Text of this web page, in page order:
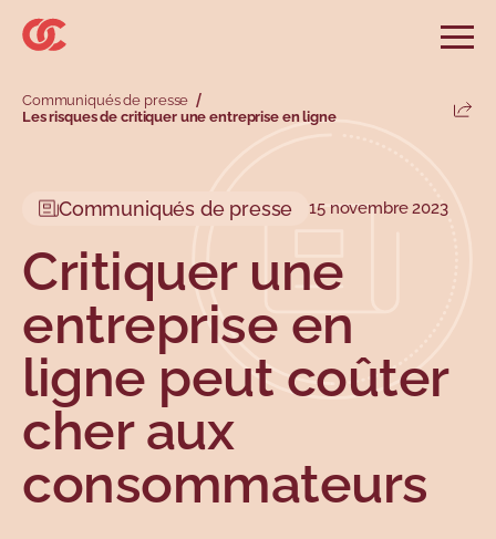
Sauter au menu principal
Sauter au champ de recherche
Sauter au contenu principal
Sauter au pied de page
Rechercher sur le site
Rechercher
Menu secondaire
Menu principal
Profils
Types
Communiqués de presse
Les risques de critiquer une entreprise en ligne
Communiqués de presse 15 novembre 2023
Critiquer une
entreprise en
ligne peut coûter
cher aux
consommateurs